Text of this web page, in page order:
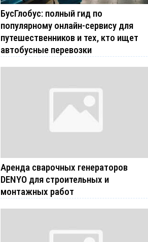
БусГлобус: полный гид по
популярному онлайн-сервису для
путешественников и тех, кто ищет
автобусные перевозки
Аренда сварочных генераторов
DENYO для строительных и
монтажных работ